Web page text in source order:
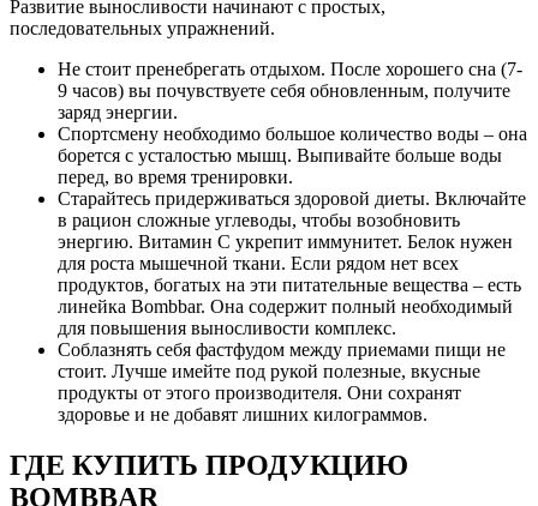
Развитие выносливости начинают с простых,
последовательных упражнений.
Не стоит пренебрегать отдыхом. После хорошего сна (7-
9 часов) вы почувствуете себя обновленным, получите
заряд энергии.
Спортсмену необходимо большое количество воды – она
борется с усталостью мышц. Выпивайте больше воды
перед, во время тренировки.
Старайтесь придерживаться здоровой диеты. Включайте
в рацион сложные углеводы, чтобы возобновить
энергию. Витамин С укрепит иммунитет. Белок нужен
для роста мышечной ткани. Если рядом нет всех
продуктов, богатых на эти питательные вещества – есть
линейка Bombbar. Она содержит полный необходимый
для повышения выносливости комплекс.
Соблазнять себя фастфудом между приемами пищи не
стоит. Лучше имейте под рукой полезные, вкусные
продукты от этого производителя. Они сохранят
здоровье и не добавят лишних килограммов.
ГДЕ КУПИТЬ ПРОДУКЦИЮ
BOMBBAR